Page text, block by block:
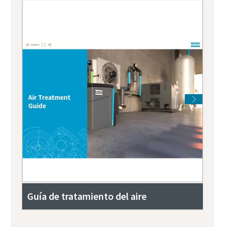
Guía de tratamiento del aire